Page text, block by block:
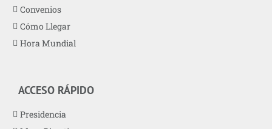
Convenios
Cómo Llegar
Hora Mundial
ACCESO RÁPIDO
Presidencia